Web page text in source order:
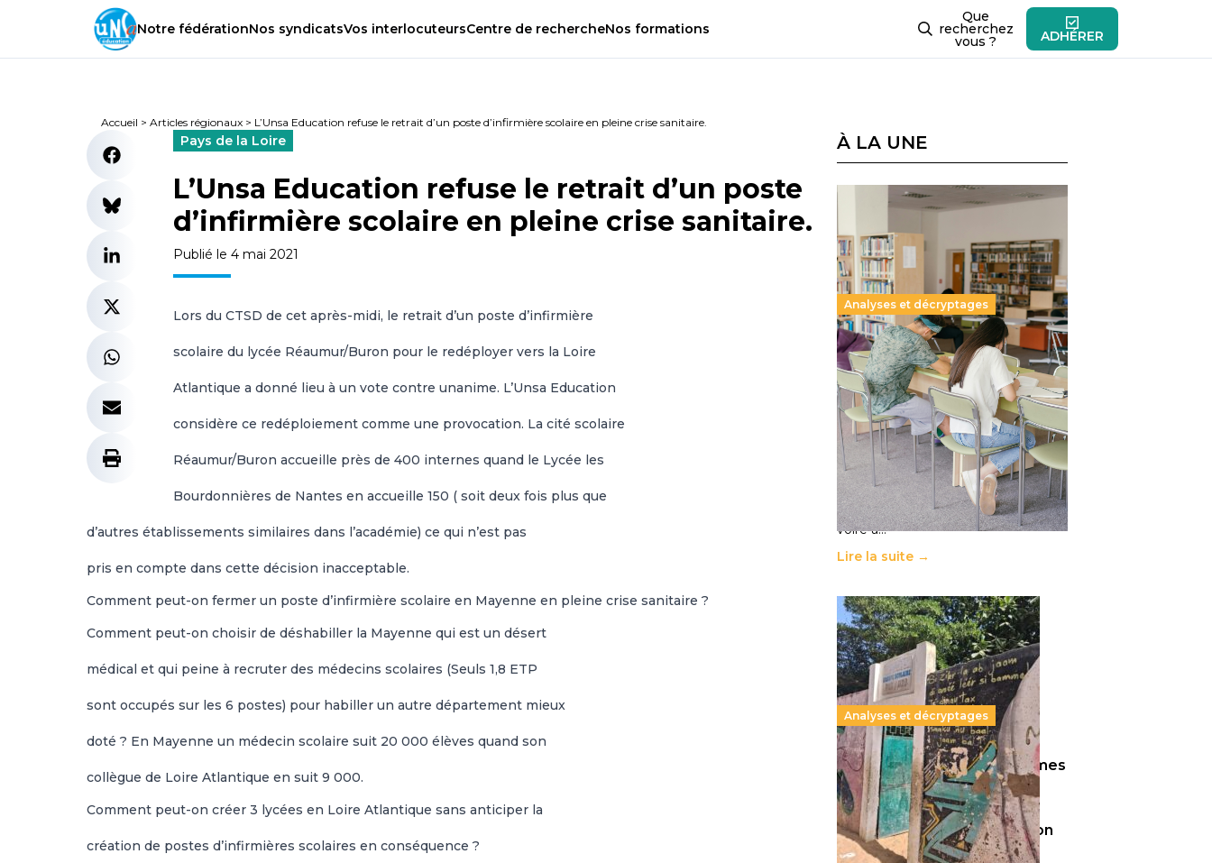
Notre fédérationNos syndicatsVos interlocuteursCentre de rechercheNos formations
Que
recherchez
vous ? ADHÉRER
Accueil > Articles régionaux > L’Unsa Education refuse le retrait d’un poste d’infirmière scolaire en pleine crise sanitaire.
Pays de la Loire
L’Unsa Education refuse le retrait d’un poste
d’infirmière scolaire en pleine crise sanitaire.
Publié le 4 mai 2021
Lors du CTSD de cet après-midi, le retrait d’un poste d’infirmière
scolaire du lycée Réaumur/Buron pour le redéployer vers la Loire
Atlantique a donné lieu à un vote contre unanime. L’Unsa Education
considère ce redéploiement comme une provocation. La cité scolaire
Réaumur/Buron accueille près de 400 internes quand le Lycée les
Bourdonnières de Nantes en accueille 150 ( soit deux fois plus que
d’autres établissements similaires dans l’académie) ce qui n’est pas
pris en compte dans cette décision inacceptable.
Comment peut-on fermer un poste d’infirmière scolaire en Mayenne en pleine crise sanitaire ?
Comment peut-on choisir de déshabiller la Mayenne qui est un désert
médical et qui peine à recruter des médecins scolaires (Seuls 1,8 ETP
sont occupés sur les 6 postes) pour habiller un autre département mieux
doté ? En Mayenne un médecin scolaire suit 20 000 élèves quand son
collègue de Loire Atlantique en suit 9 000.
Comment peut-on créer 3 lycées en Loire Atlantique sans anticiper la
création de postes d’infirmières scolaires en conséquence ?
À LA UNE
Analyses et décryptages
Supérieur privé : une dérive
qui met à mal la promesse
républicaine
11 juillet 2026- National
Le projet de loi sur la régulation de
l’enseignement supérieur privé met
en lumière l’amplification d’un
système qui relègue l’acte
pédagogique au superfétatoire,
voire à…
Lire la suite →
Analyses et décryptages
258 millions d’enfants victimes
de la guerre, des chocs
climatiques et des
déplacements de population
11 juillet 2026 -National